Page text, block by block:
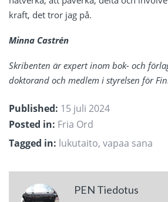
kraft, det tror jag på.
Minna Castrén
Skribenten är expert inom bok- och
doktorand och medlem i styrelsen för
Published: 15 juli 2024
Posted in: Fria Ord
Tagged in: lukutaito, vapaa sana
PEN Tiedotus